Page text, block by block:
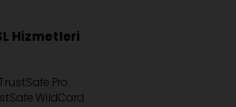
Hizmetleri
TrustSafe Pro
WildCard